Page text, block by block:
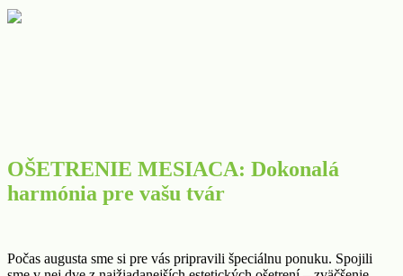
OŠETRENIE MESIACA: Dokonalá
harmónia pre vašu tvár
Počas augusta sme si pre vás pripravili špeciálnu ponuku. Spojili